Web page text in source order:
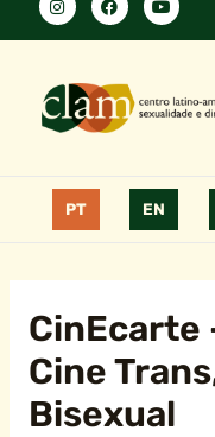
PT EN
CinEcarte
Cine
Bisexual